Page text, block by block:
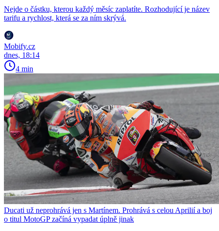
Nejde o částku, kterou každý měsíc zaplatíte. Rozhodující je název
tarifu a rychlost, která se za ním skrývá.
Mobify.cz
dnes, 18:14
4 min
Ducati už neprohrává jen s Martínem. Prohrává s celou Aprilií a boj
o titul MotoGP začíná vypadat úplně jinak